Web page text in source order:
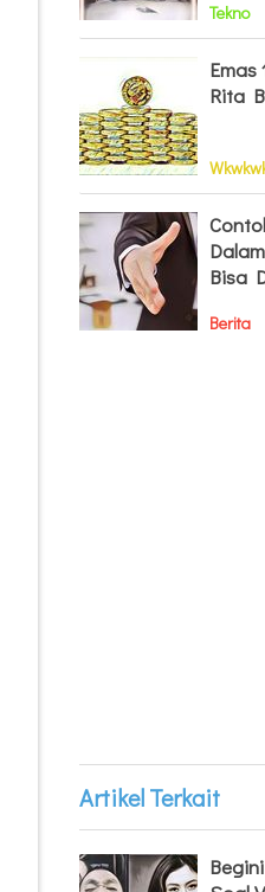
Tekno
Rita
Bisa
Berita
Artikel Terkait